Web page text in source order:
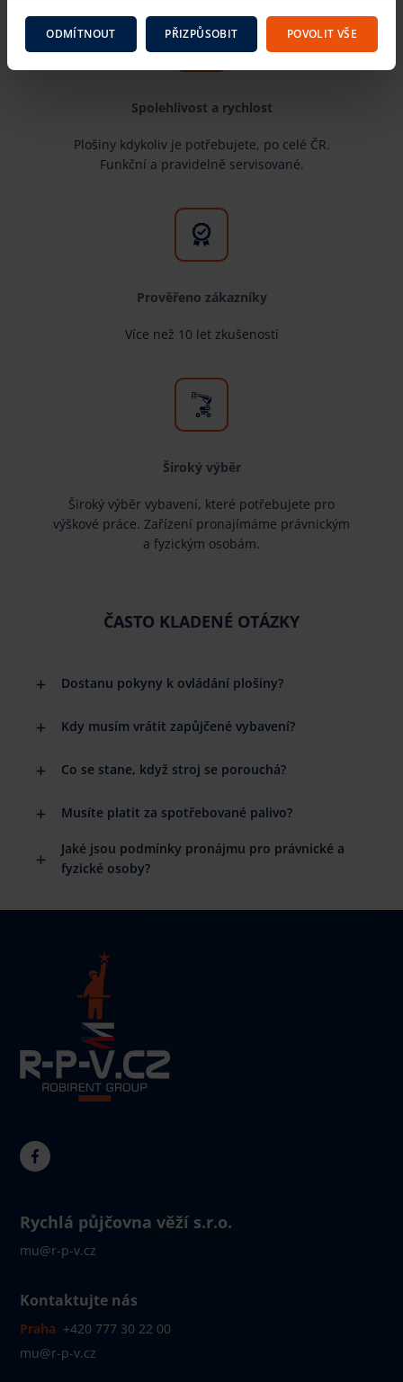
Spolehlivost a rychlost
Plošiny kdykoliv je potřebujete, po celé ČR.
Funkční a pravidelně servisované.
Prověřeno zákazníky
Více než 10 let zkušeností
Široký výběr
Široký výběr vybavení, které potřebujete pro
výškové práce. Zařízení pronajímáme právnickým
a fyzickým osobám.
ČASTO KLADENÉ OTÁZKY
Dostanu pokyny k ovládání plošiny?
Kdy musím vrátit zapůjčené vybavení?
Co se stane, když stroj se porouchá?
Musíte platit za spotřebované palivo?
Jaké jsou podmínky pronájmu pro právnické a
fyzické osoby?
Rychlá půjčovna věží s.r.o.
mu@r-p-v.cz
Kontaktujte nás
Praha +420 777 30 22 00
mu@r-p-v.cz
ODMÍTNOUT PŘIZPŮSOBIT POVOLIT VŠE